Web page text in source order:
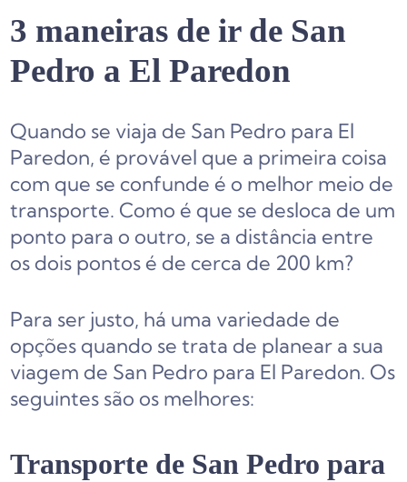
3 maneiras de ir de San
Pedro a El Paredon
Quando se viaja de San Pedro para El
Paredon, é provável que a primeira coisa
com que se confunde é o melhor meio de
transporte. Como é que se desloca de um
ponto para o outro, se a distância entre
os dois pontos é de cerca de 200 km?
Para ser justo, há uma variedade de
opções quando se trata de planear a sua
viagem de San Pedro para El Paredon. Os
seguintes são os melhores:
Transporte de San Pedro para